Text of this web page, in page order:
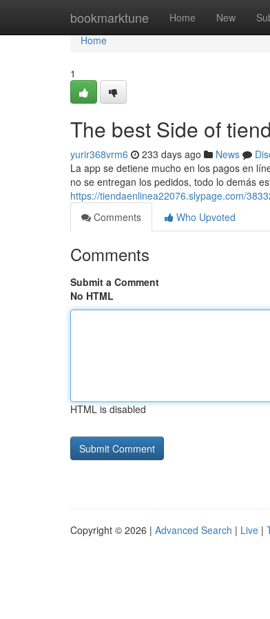
bookmarktune Home New
Home
Home
1
The best Side of
yurir368vrm6 233 days ago News
La app se detiene mucho en los pagos en
no se entregan los pedidos, todo lo demás
https://tiendaenlinea22076.slypage.com/
Comments
Who Upvoted
Comments
Submit a Comment
No HTML
HTML is disabled
Copyright © 2026 | Advanced Search | Live |